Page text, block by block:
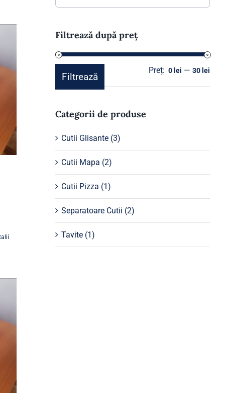
Filtrează după preț
Filtrează
Preț: 0 lei — 30 lei
Categorii de produse
Cutii Glisante (3)
Cutii Mapa (2)
Cutii Pizza (1)
Separatoare Cutii (2)
Tavite (1)